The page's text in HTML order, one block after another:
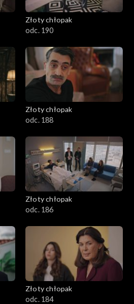
Złoty chłopak
odc. 190
Złoty chłopak
odc. 188
Złoty chłopak
odc. 186
Złoty chłopak
odc. 184